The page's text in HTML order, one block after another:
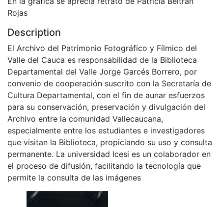
Rojas
Description
El Archivo del Patrimonio Fotográfico y Fílmico del
Valle del Cauca es responsabilidad de la Biblioteca
Departamental del Valle Jorge Garcés Borrero, por
convenio de cooperación suscrito con la Secretaría de
Cultura Departamental, con el fin de aunar esfuerzos
para su conservación, preservación y divulgación del
Archivo entre la comunidad Vallecaucana,
especialmente entre los estudiantes e investigadores
que visitan la Biblioteca, propiciando su uso y consulta
permanente. La universidad Icesi es un colaborador en
el proceso de difusión, facilitando la tecnología que
permite la consulta de las imágenes